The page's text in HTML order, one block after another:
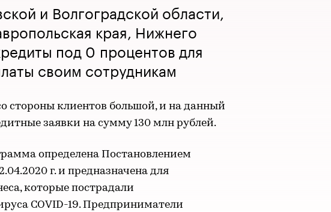
и Волгоградской области,
края, Нижнего
под 0 процентов для
своим сотрудникам
стороны клиентов большой, и на данный
заявки на сумму 130 млн рублей.
определена Постановлением
г. и предназначена для
которые пострадали
COVID-19. Предприниматели